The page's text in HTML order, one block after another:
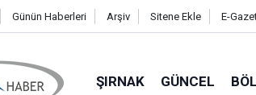
Günün Haberleri Arşiv Sitene Ekle E-
ŞIRNAK GÜNCEL